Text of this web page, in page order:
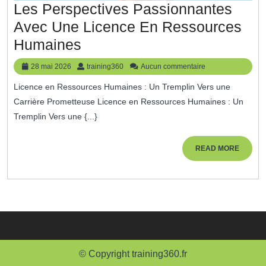
Les Perspectives Passionnantes
Avec Une Licence En Ressources
Humaines
Perspectives
Passionnantes
Avec
Une
28 mai 2026
28
mai
2026
training360 training360
Aucun commentaire
Licence en Ressources Humaines : Un Tremplin Vers une
Carrière Prometteuse Licence en Ressources Humaines : Un
Tremplin Vers une {...}
READ MOREREAD
MORE
© Copyright training360.fr